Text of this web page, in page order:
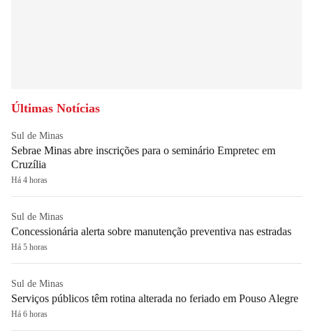
Últimas Notícias
Sul de Minas
Sebrae Minas abre inscrições para o seminário Empretec em
Cruzília
Há 4 horas
Sul de Minas
Concessionária alerta sobre manutenção preventiva nas estradas
Há 5 horas
Sul de Minas
Serviços públicos têm rotina alterada no feriado em Pouso Alegre
Há 6 horas